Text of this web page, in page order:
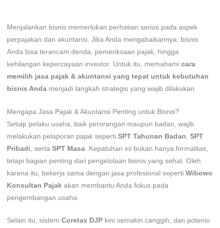
Menjalankan bisnis memerlukan perhatian serius pada aspek
perpajakan dan akuntansi. Jika Anda mengabaikannya, bisnis
Anda bisa terancam denda, pemeriksaan pajak, hingga
kehilangan kepercayaan investor. Untuk itu, memahami cara
memilih jasa pajak & akuntansi yang tepat untuk kebutuhan
bisnis Andamenjadi langkah strategis yang wajib dilakukan.
Mengapa Jasa Pajak & Akuntansi Penting untuk Bisnis?
Setiap pelaku usaha, baik perorangan maupun badan, wajib
melakukan pelaporan pajak seperti SPT Tahunan Badan SPT
Pribadi , serta SPT Masa. Kepatuhan ini bukan hanya formalitas,
tetapi bagian penting dari pengelolaan bisnis yang sehat. Oleh
karena itu, bekerja sama dengan jasa profesional seperti Wibowo
Konsultan Pajakakan membantu Anda fokus pada
pengembangan usaha.
Selain itu, sistem Coretax DJPkini semakin canggih, dan potensi